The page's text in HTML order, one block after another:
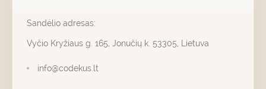
Sandėlio adresas:
Vyčio Kryžiaus g. 165, Jonučių k. 53305, Lietuva
info@codekus.lt